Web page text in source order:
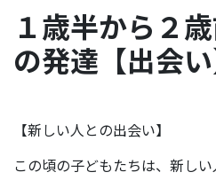
１歳半から２
の発達【出会い
【新しい人との出会い】
この頃の子どもたちは、新しい